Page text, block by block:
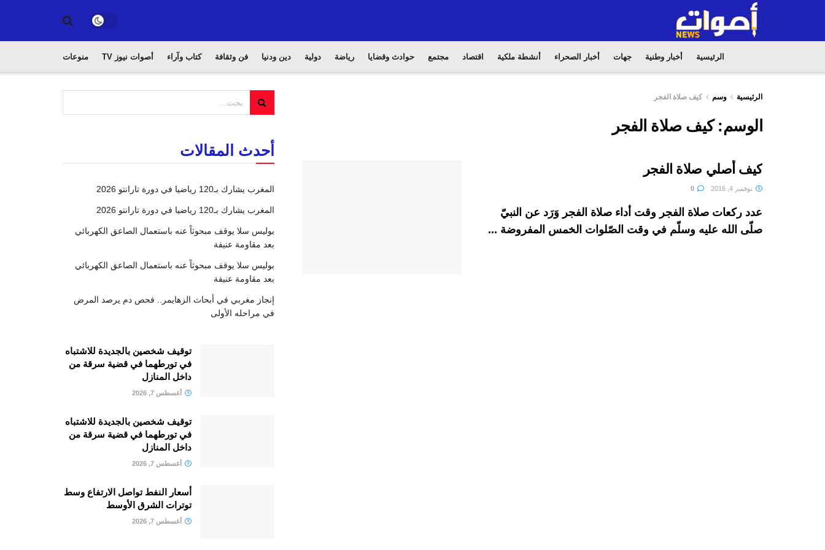
الرئيسية أخبار وطنية جهات أخبار الصحراء أنشطة ملكية اقتصاد مجتمع حوادث وقضايا رياضة دولية دين ودنيا فن وثقافة كتاب وآراء أصوات نيوز TV منوعات
الرئيسية وسم كيف صلاة الفجر
الوسم:كيف صلاة الفجر
كيف أصلي صلاة الفجر
نوفمبر 4, 2016
عدد ركعات صلاة الفجر وقت أداء صلاة الفجر وَرَد عن النبيّ
صلّى الله عليه وسلّم في وقت الصّلوات الخمس المفروضة ...
أحدث المقالات
المغرب يشارك بـ120 رياضيا في دورة تارانتو 2026
المغرب يشارك بـ120 رياضيا في دورة تارانتو 2026
بوليس سلا يوقف مبحوثاً عنه باستعمال الصاعق الكهربائي
بعد مقاومة عنيفة
بوليس سلا يوقف مبحوثاً عنه باستعمال الصاعق الكهربائي
بعد مقاومة عنيفة
إنجاز مغربي في أبحاث الزهايمر.. فحص دم يرصد المرض
في مراحله الأولى
توقيف شخصين بالجديدة للاشتباه
في تورطهما في قضية سرقة من
داخل المنازل
أغسطس 7, 2026
توقيف شخصين بالجديدة للاشتباه
في تورطهما في قضية سرقة من
داخل المنازل
أغسطس 7, 2026
أسعار النفط تواصل الارتفاع وسط
توترات الشرق الأوسط
أغسطس 7, 2026